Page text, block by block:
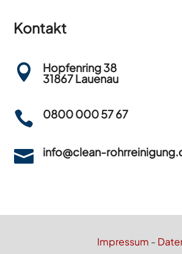
Kontakt
 Hopfenring 38
31867 Lauenau
 0800 000 57 67
 info@clean-
Impressum -